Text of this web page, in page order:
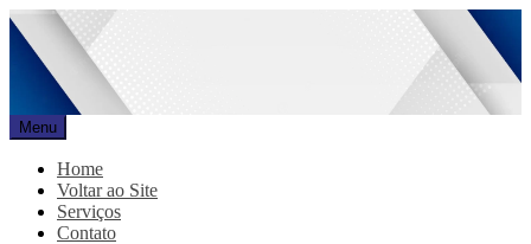
Pular
para
conteúdo
Promar
Blog
Menu
Home
Voltar ao Site
Serviços
Contato